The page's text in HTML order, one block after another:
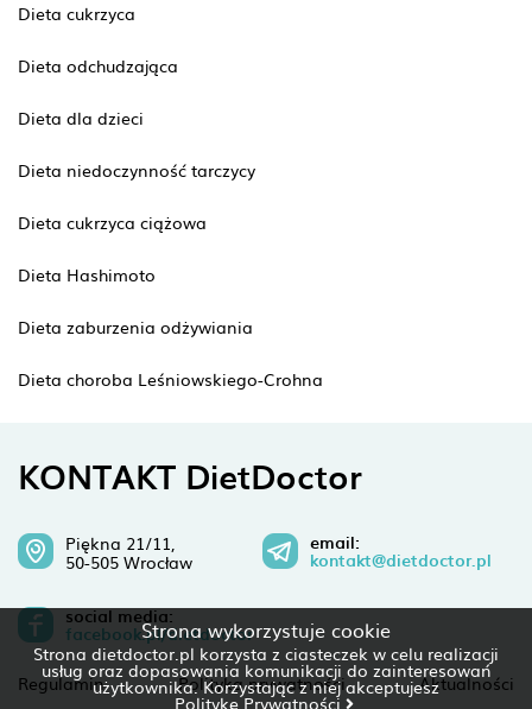
Strona wykorzystuje cookie
Strona dietdoctor.pl korzysta z ciasteczek w celu realizacji
usług oraz dopasowania komunikacji do zainteresowań
użytkownika. Korzystając z niej akceptujesz
Politykę Prywatności
Dieta cukrzyca
Dieta odchudzająca
Dieta dla dzieci
Dieta niedoczynność tarczycy
Dieta cukrzyca ciążowa
Dieta Hashimoto
Dieta zaburzenia odżywiania
Dieta choroba Leśniowskiego-Crohna
KONTAKT DietDoctor
Piękna 21/11,
50-505 Wrocław
email:
kontakt@dietdoctor.pl
social media:
facebook.pl/dietdoctor
Regulamin Polityka prywatności Aktualności